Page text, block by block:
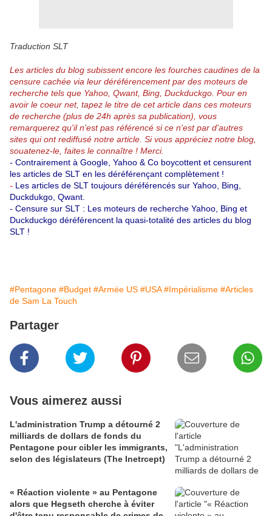
Traduction SLT
Les articles du blog subissent encore les fourches caudines de la
censure cachée via leur déréférencement par des moteurs de
recherche tels que Yahoo, Qwant, Bing, Duckduckgo. Pour en
avoir le coeur net, tapez le titre de cet article dans ces moteurs
de recherche (plus de 24h après sa publication), vous
remarquerez qu'il n'est pas référencé si ce n'est par d'autres
sites qui ont rediffusé notre article. Si vous appréciez notre blog,
souatenez-le, faites le connaître ! Merci.
- Contrairement à Google, Yahoo & Co boycottent et censurent
les articles de SLT en les déréférençant complètement !
- Les articles de SLT toujours déréférencés sur Yahoo, Bing,
Duckdukgo, Qwant.
- Censure sur SLT : Les moteurs de recherche Yahoo, Bing et
Duckduckgo déréférencent la quasi-totalité des articles du blog
SLT !
#Pentagone #Budget #Armée US #USA #Impérialisme #Articles
de Sam La Touch
Partager
Vous aimerez aussi
L'administration Trump a détourné 2
milliards de dollars de fonds du
Pentagone pour cibler les immigrants,
selon des législateurs (The Inetrcept)
« Réaction violente » au Pentagone
alors que Hegseth cherche à éviter